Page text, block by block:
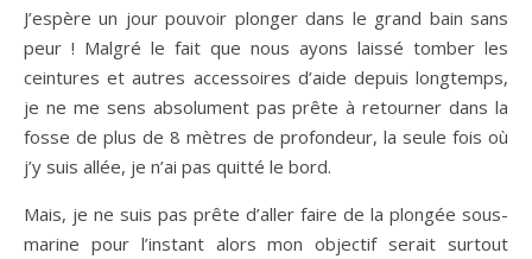
J’espère un jour pouvoir plonger dans le grand bain sans
peur ! Malgré le fait que nous ayons laissé tomber les
ceintures et autres accessoires d’aide depuis longtemps,
je ne me sens absolument pas prête à retourner dans la
fosse de plus de 8 mètres de profondeur, la seule fois où
j’y suis allée, je n’ai pas quitté le bord.
Mais, je ne suis pas prête d’aller faire de la plongée sous-
marine pour l’instant alors mon objectif serait surtout